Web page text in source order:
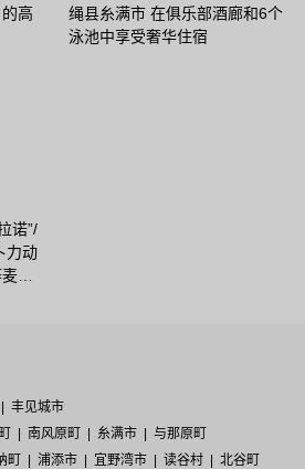
高
绳县糸满市 在俱乐部酒廊和6个
泳池中享受奢华住宿
诺”/
力动
…
丰见城市
南风原町 糸满市
与那原町
町 浦添市 宜野湾市 读谷村
北谷町